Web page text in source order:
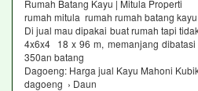
Rumah Batang Kayu | Mitula Properti
rumah mitula rumah rumah batang kayu
Di jual mau dipakai buat rumah tapi
4x6x4 18 x 96 m, memanjang
350an batang
Dagoeng: Harga jual Kayu Mahoni
dagoeng › Daun